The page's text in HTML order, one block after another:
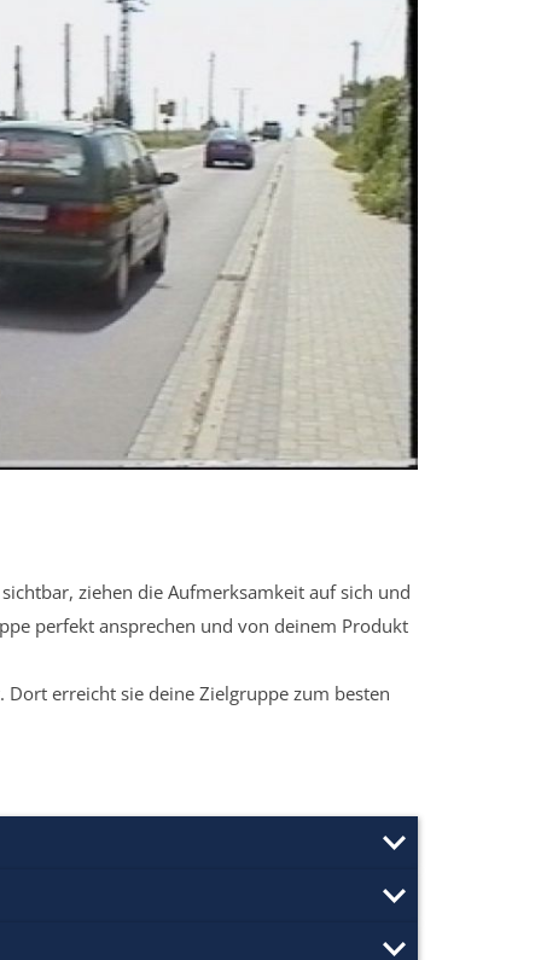
ziehen die Aufmerksamkeit auf sich und
perfekt ansprechen und von deinem Produkt
erreicht sie deine Zielgruppe zum besten